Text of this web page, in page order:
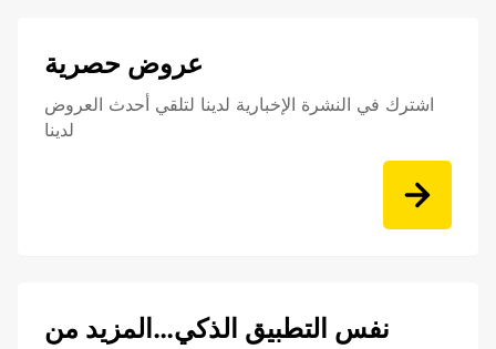
عروض حصرية
اشترك في النشرة الإخبارية لدينا لتلقي أحدث العروض
لدينا
نفس التطبيق الذكي…المزيد من